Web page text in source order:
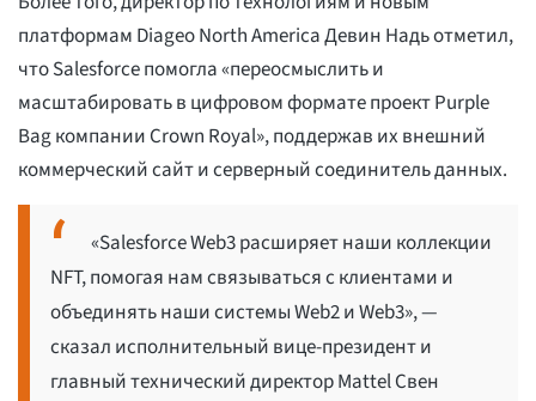
платформам Diageo North America Девин Надь отметил,
что Salesforce помогла «переосмыслить и
масштабировать в цифровом формате проект Purple
Bag компании Crown Royal», поддержав их внешний
коммерческий сайт и серверный соединитель данных.
«Salesforce Web3 расширяет наши коллекции
NFT, помогая нам связываться с клиентами и
объединять наши системы Web2 и Web3», —
сказал исполнительный вице-президент и
главный технический директор Mattel Свен